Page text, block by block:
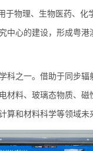
物理、生物医药、化
中心的建设，形成粤
科之一。借助于同步
材料、玻璃态物质、
和材料科学等领域未